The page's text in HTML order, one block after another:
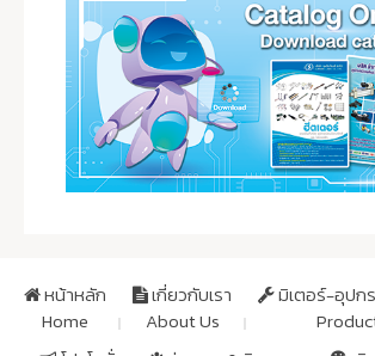
หน้าหลัก
Home
เกี่ยวกับเรา
About Us
มิเตอร์-อุป